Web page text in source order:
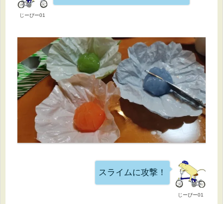
じーぴー01
じーぴー01
スライムに攻撃！